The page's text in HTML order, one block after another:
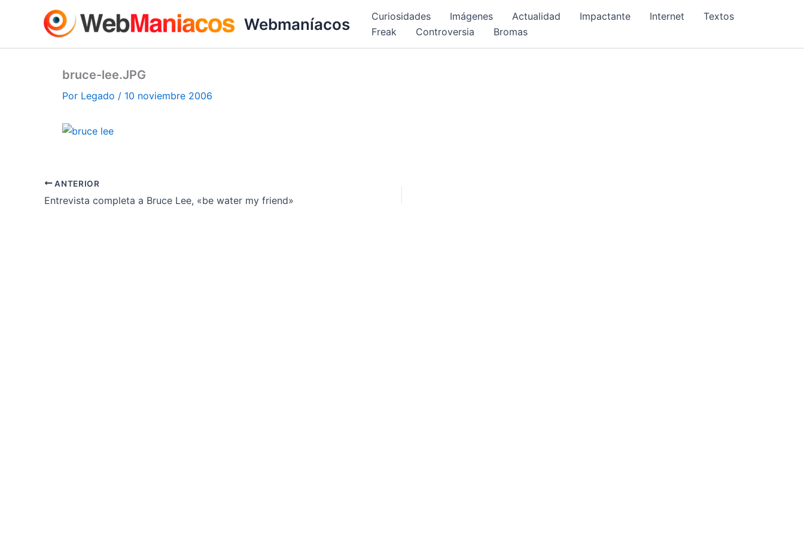
Webmaníacos Curiosidades Imágenes Actualidad Impactante Internet
Textos
Freak
Controversia Bromas
bruce-lee.JPG
Por Legado / 10 noviembre 2006
ANTERIOR
Entrevista completa a Bruce Lee, «be water my friend»